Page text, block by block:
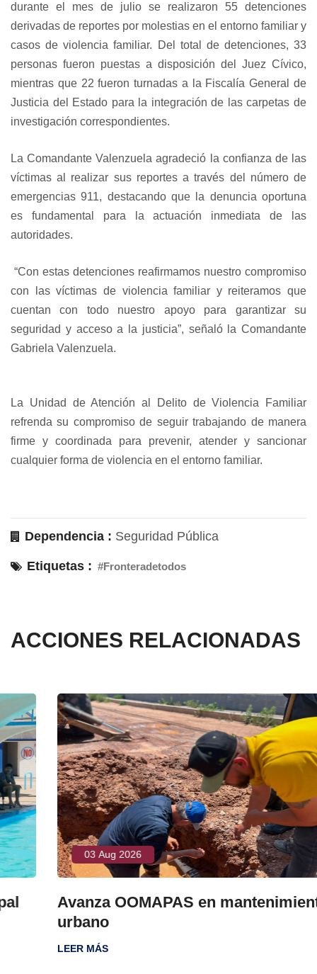
durante el mes de julio se realizaron 55 detenciones
derivadas de reportes por molestias en el entorno familiar y
casos de violencia familiar. Del total de detenciones, 33
personas fueron puestas a disposición del Juez Cívico,
mientras que 22 fueron turnadas a la Fiscalía General de
Justicia del Estado para la integración de las carpetas de
investigación correspondientes.
La Comandante Valenzuela agradeció la confianza de las
víctimas al realizar sus reportes a través del número de
emergencias 911, destacando que la denuncia oportuna
es fundamental para la actuación inmediata de las
autoridades.
“Con estas detenciones reafirmamos nuestro compromiso
con las víctimas de violencia familiar y reiteramos que
cuentan con todo nuestro apoyo para garantizar su
seguridad y acceso a la justicia”, señaló la Comandante
Gabriela Valenzuela.
La Unidad de Atención al Delito de Violencia Familiar
refrenda su compromiso de seguir trabajando de manera
firme y coordinada para prevenir, atender y sancionar
cualquier forma de violencia en el entorno familiar.
Dependencia : Seguridad Pública
Etiquetas : #Fronteradetodos
ACCIONES RELACIONADAS
03 Aug 2026
Avanza OOMAPAS en mantenimiento
urbano
LEER MÁS